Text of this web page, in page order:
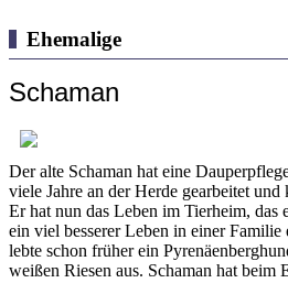
Ehemalige
Schaman
Der alte Schaman hat eine
viele Jahre an der Herde gearbeitet
Er hat nun das Leben im Tierheim, das
ein viel besserer Leben in einer
lebte schon früher ein
weißen Riesen aus. Schaman hat beim